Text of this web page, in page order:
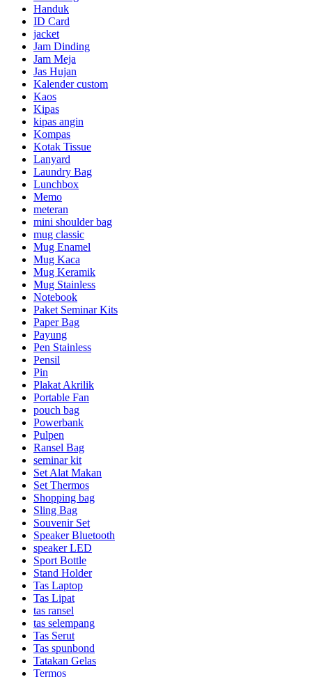
Handuk
ID Card
jacket
Jam Dinding
Jam Meja
Jas Hujan
Kalender custom
Kaos
Kipas
kipas angin
Kompas
Kotak Tissue
Lanyard
Laundry Bag
Lunchbox
Memo
meteran
mini shoulder bag
mug classic
Mug Enamel
Mug Kaca
Mug Keramik
Mug Stainless
Notebook
Paket Seminar Kits
Paper Bag
Payung
Pen Stainless
Pensil
Pin
Plakat Akrilik
Portable Fan
pouch bag
Powerbank
Pulpen
Ransel Bag
seminar kit
Set Alat Makan
Set Thermos
Shopping bag
Sling Bag
Souvenir Set
Speaker Bluetooth
speaker LED
Sport Bottle
Stand Holder
Tas Laptop
Tas Lipat
tas ransel
tas selempang
Tas Serut
Tas spunbond
Tatakan Gelas
Termos